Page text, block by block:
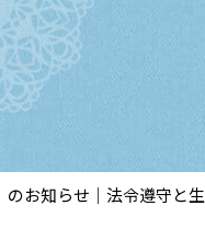
お知らせ｜法令遵守